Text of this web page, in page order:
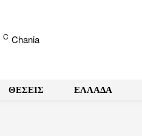
C Chania
ΘΕΣΕΙΣ ΕΛΛΑΔΑ